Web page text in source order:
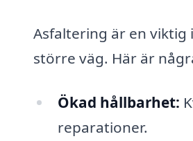
Asfaltering är en
större väg. Här är
Ökad hållbarhet:
reparationer.